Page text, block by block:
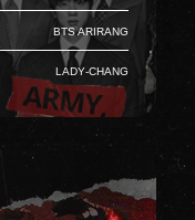
BTS Arirang
Lady-Chang